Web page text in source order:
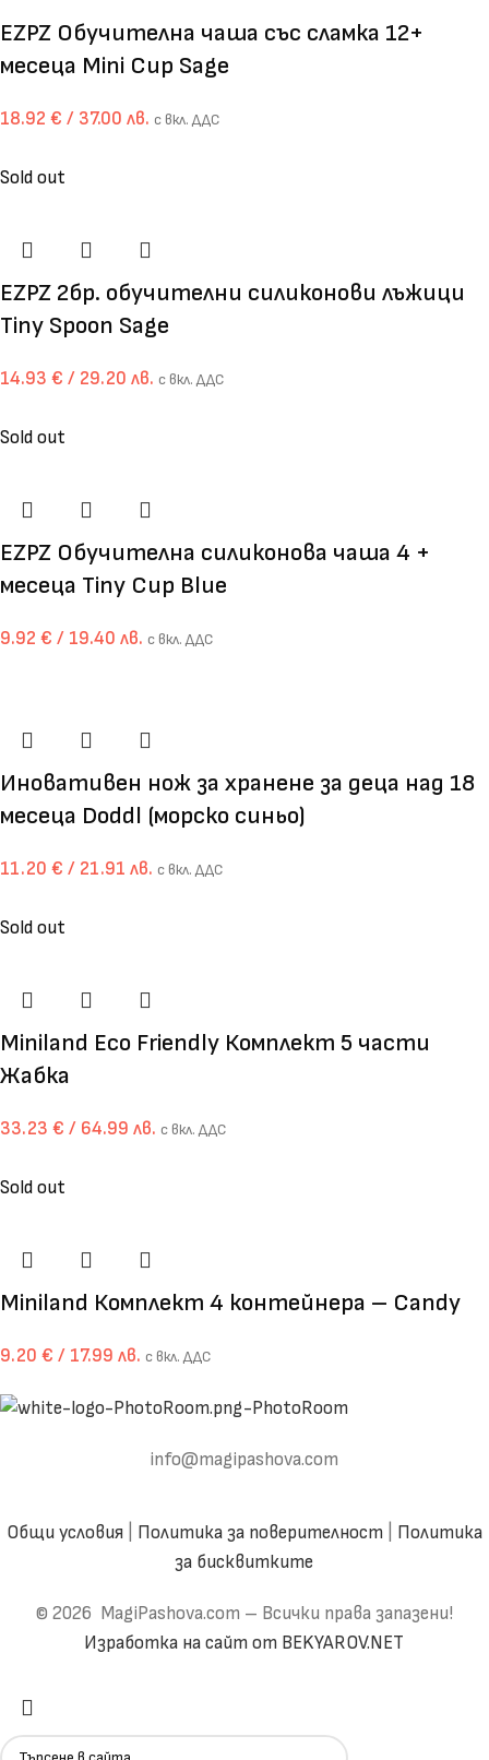
EZPZ Обучителна чаша със сламка 12+
месеца Mini Cup Sage
18.92 € / 37.00 лв. с вкл. ДДС
Sold out
EZPZ 2бр. обучителни силиконови лъжици
Tiny Spoon Sage
14.93 € / 29.20 лв. с вкл. ДДС
Sold out
EZPZ Обучителна силиконова чаша 4 +
месеца Tiny Cup Blue
9.92 € / 19.40 лв. с вкл. ДДС
Иновативен нож за хранене за деца над 18
месеца Doddl (морско синьо)
11.20 € / 21.91 лв. с вкл. ДДС
Sold out
Miniland Eco Friendly Комплект 5 части
Жабка
33.23 € / 64.99 лв. с вкл. ДДС
Sold out
Miniland Комплект 4 контейнера – Candy
9.20 € / 17.99 лв. с вкл. ДДС
info@magipashova.com
Общи условия| Политика за поверителност| Политика
за бисквитките
© 2026 MagiPashova.com – Всички права запазени!
Изработка на сайт от BEKYAROV.NET